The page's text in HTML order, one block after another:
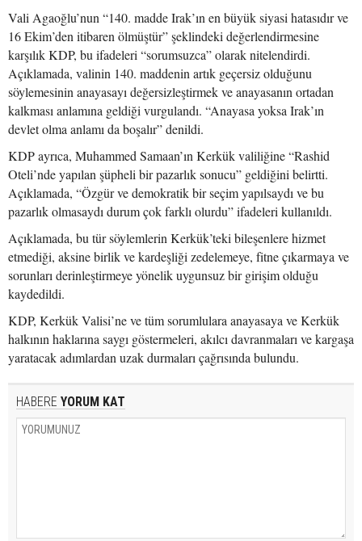
Vali Agaoğlu’nun “140. madde Irak’ın en büyük siyasi hatasıdır ve
16 Ekim’den itibaren ölmüştür” şeklindeki değerlendirmesine
karşılık KDP, bu ifadeleri “sorumsuzca” olarak nitelendirdi.
Açıklamada, valinin 140. maddenin artık geçersiz olduğunu
söylemesinin anayasayı değersizleştirmek ve anayasanın ortadan
kalkması anlamına geldiği vurgulandı. “Anayasa yoksa Irak’ın
devlet olma anlamı da boşalır” denildi.
KDP ayrıca, Muhammed Samaan’ın Kerkük valiliğine “Rashid
Oteli’nde yapılan şüpheli bir pazarlık sonucu” geldiğini belirtti.
Açıklamada, “Özgür ve demokratik bir seçim yapılsaydı ve bu
pazarlık olmasaydı durum çok farklı olurdu” ifadeleri kullanıldı.
Açıklamada, bu tür söylemlerin Kerkük’teki bileşenlere hizmet
etmediği, aksine birlik ve kardeşliği zedelemeye, fitne çıkarmaya ve
sorunları derinleştirmeye yönelik uygunsuz bir girişim olduğu
kaydedildi.
KDP, Kerkük Valisi’ne ve tüm sorumlulara anayasaya ve Kerkük
halkının haklarına saygı göstermeleri, akılcı davranmaları ve kargaşa
yaratacak adımlardan uzak durmaları çağrısında bulundu.
HABERE YORUM KAT